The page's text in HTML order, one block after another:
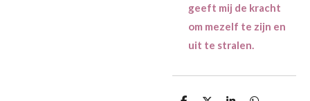
geeft mij de kracht
om mezelf te zijn en
uit te stralen.